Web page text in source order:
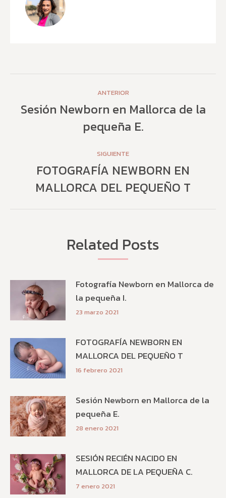
Navegación
entre
publicaciones
ANTERIOR
Publicación
anterior:
Sesión Newborn en Mallorca de la
pequeña E.
SIGUIENTE
Publicación
siguiente:
FOTOGRAFÍA NEWBORN EN
MALLORCA DEL PEQUEÑO T
Related Posts
Fotografía Newborn en Mallorca de
la pequeña I.
23 marzo 2021
FOTOGRAFÍA NEWBORN EN
MALLORCA DEL PEQUEÑO T
16 febrero 2021
Sesión Newborn en Mallorca de la
pequeña E.
28 enero 2021
SESIÓN RECIÉN NACIDO EN
MALLORCA DE LA PEQUEÑA C.
7 enero 2021